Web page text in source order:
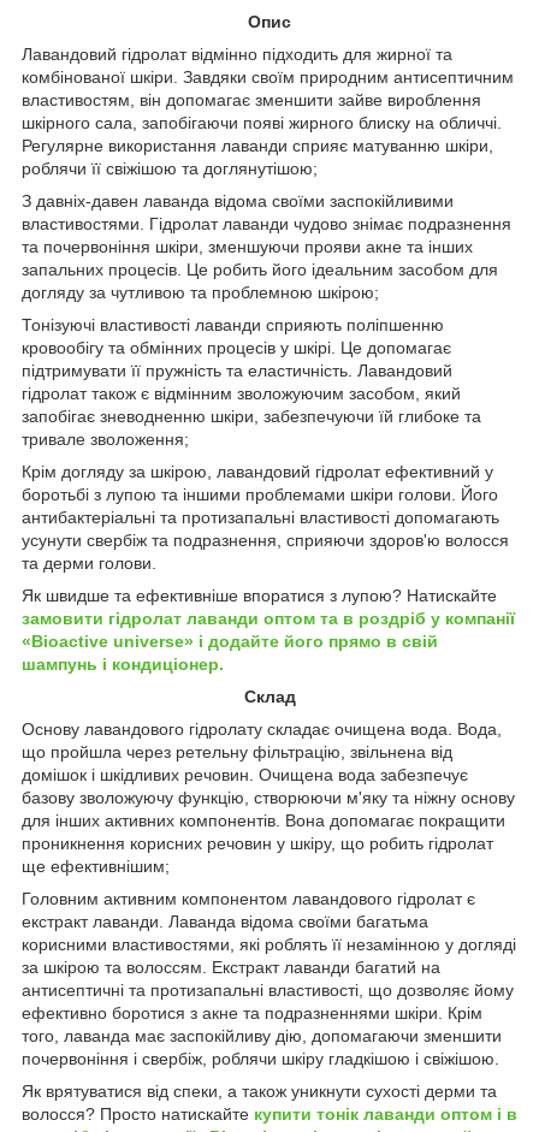
Опис
Лавандовий гідролат відмінно підходить для жирної та
комбінованої шкіри. Завдяки своїм природним антисептичним
властивостям, він допомагає зменшити зайве вироблення
шкірного сала, запобігаючи появі жирного блиску на обличчі.
Регулярне використання лаванди сприяє матуванню шкіри,
роблячи її свіжішою та доглянутішою;
З давніх-давен лаванда відома своїми заспокійливими
властивостями. Гідролат лаванди чудово знімає подразнення
та почервоніння шкіри, зменшуючи прояви акне та інших
запальних процесів. Це робить його ідеальним засобом для
догляду за чутливою та проблемною шкірою;
Тонізуючі властивості лаванди сприяють поліпшенню
кровообігу та обмінних процесів у шкірі. Це допомагає
підтримувати її пружність та еластичність. Лавандовий
гідролат також є відмінним зволожуючим засобом, який
запобігає зневодненню шкіри, забезпечуючи їй глибоке та
тривале зволоження;
Крім догляду за шкірою, лавандовий гідролат ефективний у
боротьбі з лупою та іншими проблемами шкіри голови. Його
антибактеріальні та протизапальні властивості допомагають
усунути свербіж та подразнення, сприяючи здоров'ю волосся
та дерми голови.
Як швидше та ефективніше впоратися з лупою? Натискайте
замовити гідролат лаванди оптом та в роздріб у компанії
«Bioactive universe» і додайте його прямо в свій
шампунь і кондиціонер.
Склад
Основу лавандового гідролату складає очищена вода. Вода,
що пройшла через ретельну фільтрацію, звільнена від
домішок і шкідливих речовин. Очищена вода забезпечує
базову зволожуючу функцію, створюючи м'яку та ніжну основу
для інших активних компонентів. Вона допомагає покращити
проникнення корисних речовин у шкіру, що робить гідролат
ще ефективнішим;
Головним активним компонентом лавандового гідролат є
екстракт лаванди. Лаванда відома своїми багатьма
корисними властивостями, які роблять її незамінною у догляді
за шкірою та волоссям. Екстракт лаванди багатий на
антисептичні та протизапальні властивості, що дозволяє йому
ефективно боротися з акне та подразненнями шкіри. Крім
того, лаванда має заспокійливу дію, допомагаючи зменшити
почервоніння і свербіж, роблячи шкіру гладкішою і свіжішою.
Як врятуватися від спеки, а також уникнути сухості дерми та
волосся? Просто натискайте купити тонік лаванди оптом і в